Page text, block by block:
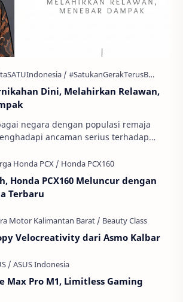
Dini, Melahirkan Relawan,
negara dengan populasi remaja
ancaman serius terhadap
Honda PCX160 Meluncur dengan
Terbaru
Velocreativity dari Asmo Kalbar
Max Pro M1, Limitless Gaming